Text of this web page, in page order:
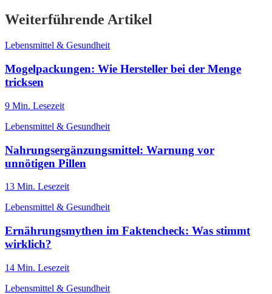
Weiterführende Artikel
Lebensmittel & Gesundheit
Mogelpackungen: Wie Hersteller bei der Menge
tricksen
9 Min. Lesezeit
Lebensmittel & Gesundheit
Nahrungsergänzungsmittel: Warnung vor
unnötigen Pillen
13 Min. Lesezeit
Lebensmittel & Gesundheit
Ernährungsmythen im Faktencheck: Was stimmt
wirklich?
14 Min. Lesezeit
Lebensmittel & Gesundheit